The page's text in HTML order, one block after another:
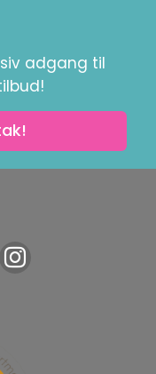
adgang til